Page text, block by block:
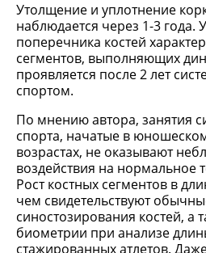
Утолщение и уплотнение
наблюдается через 1-3 года.
поперечника костей
сегментов, выполняющих
проявляется после 2 лет
спортом.
По мнению автора, занятия
спорта, начатые в
возрастах, не оказывают
воздействия на нормальное
Рост костных сегментов в
чем свидетельствуют
синостозирования костей, а
биометрии при анализе
стажированных атлетов.